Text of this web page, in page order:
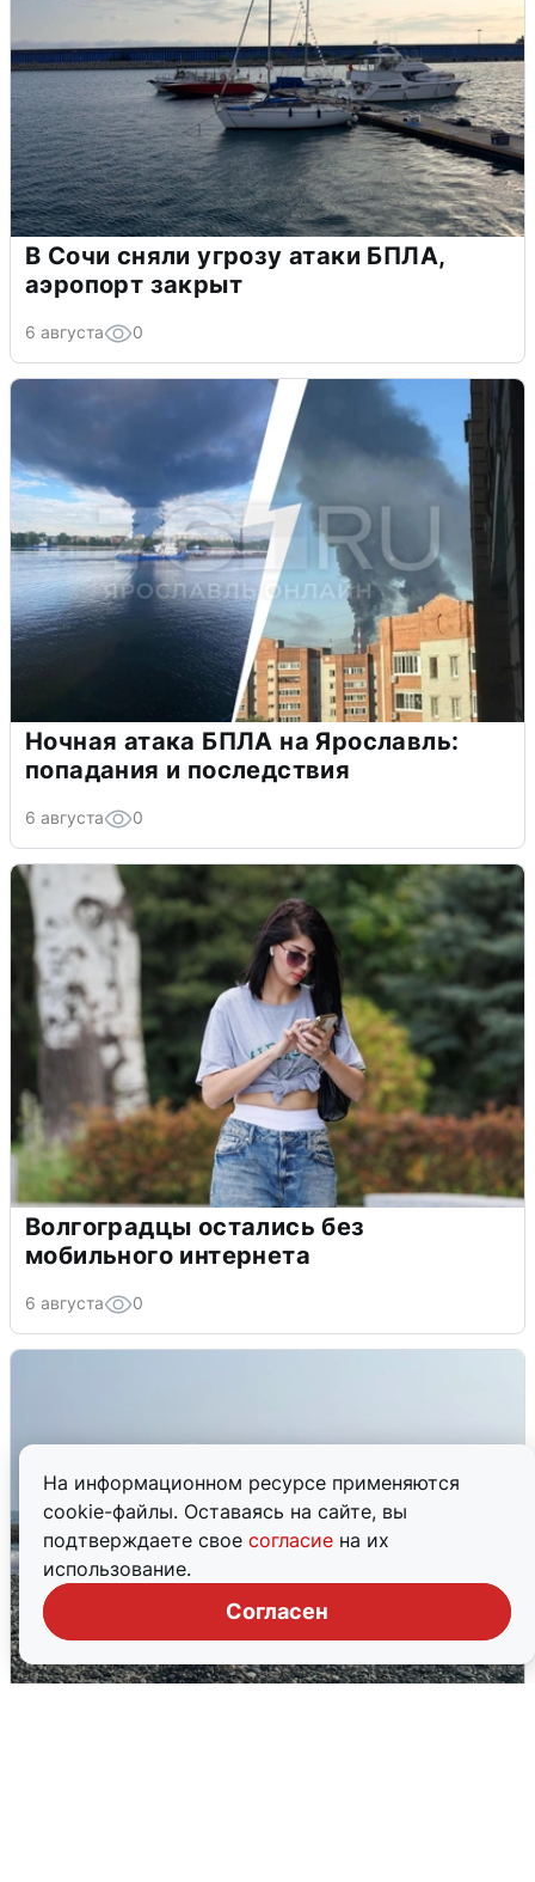
На информационном ресурсе применяются
cookie-файлы. Оставаясь на сайте, вы
подтверждаете свое согласие на их
использование.
Согласен
В Сочи сняли угрозу атаки БПЛА,
аэропорт закрыт
6 августа 0
Ночная атака БПЛА на Ярославль:
попадания и последствия
6 августа 0
Волгоградцы остались без
мобильного интернета
6 августа 0